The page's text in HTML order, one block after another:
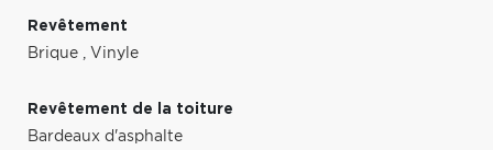
Revêtement
Brique , Vinyle
Revêtement de la toiture
Bardeaux d'asphalte